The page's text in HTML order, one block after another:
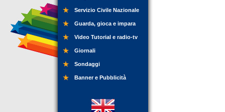
Servizio Civile Nazionale
Guarda, gioca e impara
Video Tutorial e radio-tv
Giornali
Sondaggi
Banner e Pubblicità